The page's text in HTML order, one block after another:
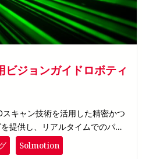
ビジョンガイドロボティ
キャン技術を活用した精密かつ
提供し、リアルタイムでのパー
、ロボットが正確にオブジェク
ようにします。
Solmotion